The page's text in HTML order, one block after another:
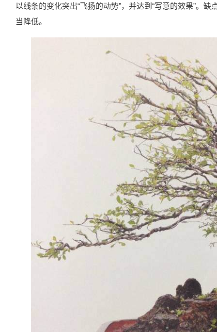
以线条的变化突出“飞扬的动势”，并达到“写意的效果”。
当降低。